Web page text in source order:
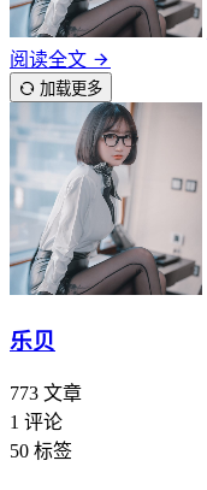
阅读全文
加载更多
乐贝
773 文章
1 评论
50 标签